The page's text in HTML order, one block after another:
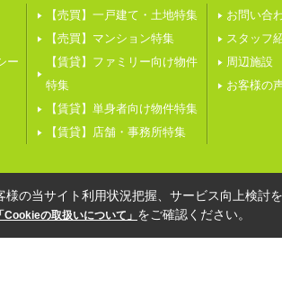
ー
【売買】一戸建て・土地特集
【売買】マンション特集
【賃貸】ファミリー向け物件
特集
【賃貸】単身者向け物件特集
【賃貸】店舗・事務所特集
お問い合
スタッフ
周辺施設
お客様の
様の当サイト利用状況把握、サービス向上検討
「Cookieの取扱いについて」 をご確認ください。